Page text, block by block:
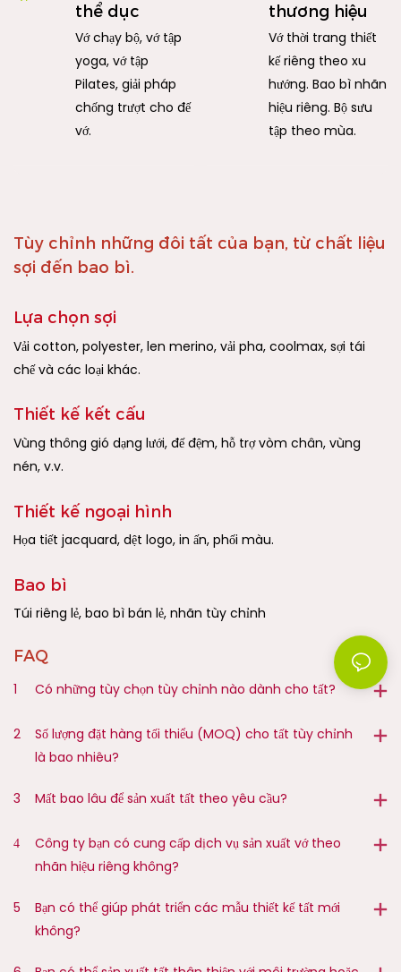
thể dục
Vớ chạy bộ, vớ tập
yoga, vớ tập
Pilates, giải pháp
chống trượt cho đế
vớ.
thương hiệu
Vớ thời trang thiết
kế riêng theo xu
hướng. Bao bì nhãn
hiệu riêng. Bộ sưu
tập theo mùa.
Tùy chỉnh những đôi tất của bạn, từ chất liệu
sợi đến bao bì.
Lựa chọn sợi
Vải cotton, polyester, len merino, vải pha, coolmax, sợi tái
chế và các loại khác.
Thiết kế kết cấu
Vùng thông gió dạng lưới, đế đệm, hỗ trợ vòm chân, vùng
nén, v.v.
Thiết kế ngoại hình
Họa tiết jacquard, dệt logo, in ấn, phối màu.
Bao bì
Túi riêng lẻ, bao bì bán lẻ, nhãn tùy chỉnh
FAQ
1 Có những tùy chọn tùy chỉnh nào dành cho tất?
2
Số lượng đặt hàng tối thiểu (MOQ) cho tất tùy chỉnh
là bao nhiêu?
3 Mất bao lâu để sản xuất tất theo yêu cầu?
4
Công ty bạn có cung cấp dịch vụ sản xuất vớ theo
nhãn hiệu riêng không?
5
Bạn có thể giúp phát triển các mẫu thiết kế tất mới
không?